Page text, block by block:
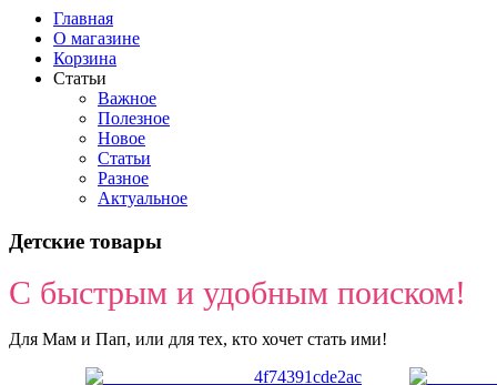
Главная
О магазине
Корзина
Статьи
Важное
Полезное
Новое
Статьи
Разное
Актуальное
Детские товары
С быстрым и удобным поиском!
Для Мам и Пап, или для тех, кто хочет стать ими!